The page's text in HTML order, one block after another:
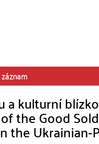
a kulturní
the Good
the Ukrainian-